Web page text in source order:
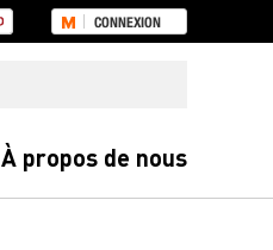
CONNEXION
À propos de nous